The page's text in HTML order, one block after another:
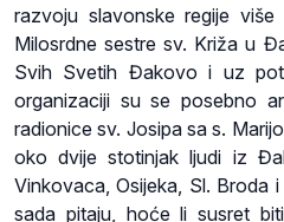
razvoju slavonske regije
Milosrdne sestre sv. Križa u
Svih Svetih Đakovo i uz
organizaciji su se posebno
radionice sv. Josipa sa s.
oko dvije stotinjak ljudi iz
Vinkovaca, Osijeka, Sl. Broda
sada pitaju, hoće li susret